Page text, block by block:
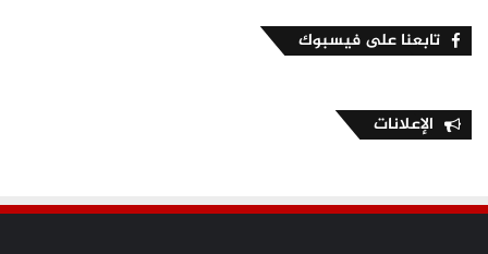
تابعنا على فيسبوك
الإعلانات